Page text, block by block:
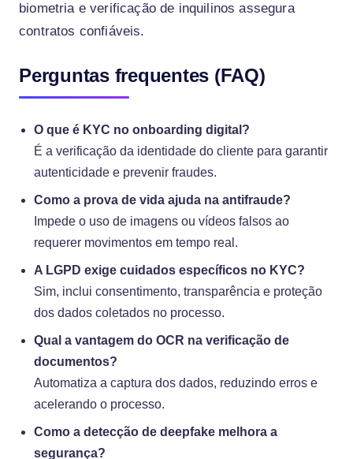
biometria e verificação de inquilinos assegura
contratos confiáveis.
Perguntas frequentes (FAQ)
O que é KYC no onboarding digital?
É a verificação da identidade do cliente para garantir
autenticidade e prevenir fraudes.
Como a prova de vida ajuda na antifraude?
Impede o uso de imagens ou vídeos falsos ao
requerer movimentos em tempo real.
A LGPD exige cuidados específicos no KYC?
Sim, inclui consentimento, transparência e proteção
dos dados coletados no processo.
Qual a vantagem do OCR na verificação de
documentos?
Automatiza a captura dos dados, reduzindo erros e
acelerando o processo.
Como a detecção de deepfake melhora a
segurança?